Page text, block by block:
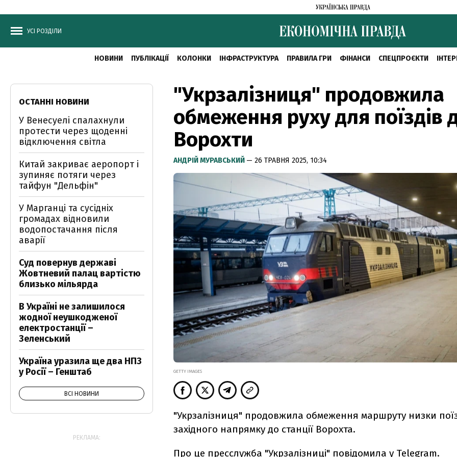
УСІ РОЗДІЛИ
НОВИНИ ПУБЛІКАЦІЇ КОЛОНКИ ІНФРАСТРУКТУРА ПРАВИЛА ГРИ ФІНАНСИ СПЕЦПРОЄКТИ
"Укрзалізниця" продовжила
обмеження руху для поїздів
Ворохти
АНДРІЙ МУРАВСЬКИЙ — 26 ТРАВНЯ 2025, 10:34
GETTY IMAGES
"Укрзалізниця" продовжила обмеження маршруту низки
західного напрямку до станції Ворохта.
Про це пресслужба "Укрзалізниці" повідомила у Telegram.
ОСТАННІ НОВИНИ
У Венесуелі спалахнули
протести через щоденні
відключення світла
Китай закриває аеропорт і
зупиняє потяги через
тайфун "Дельфін"
У Марганці та сусідніх
громадах відновили
водопостачання після
аварії
Суд повернув державі
Жовтневий палац вартістю
близько мільярда
В Україні не залишилося
жодної неушкодженої
електростанції –
Зеленський
Україна уразила ще два НПЗ
у Росії – Генштаб
ВСІ НОВИНИ
РЕКЛАМА: